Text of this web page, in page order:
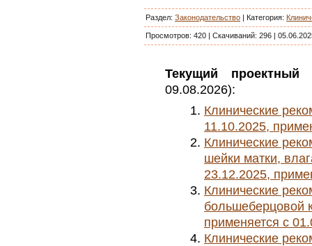
Раздел: Законодательство | Категория:
Просмотров: 420 | Скачиваний: 296 |
Текущий проектный
09.08.2026):
Клинические
11.10.2025,
Клинические
шейки матки,
23.12.2025,
Клинические
большеберцовой
применяется с
Клинические